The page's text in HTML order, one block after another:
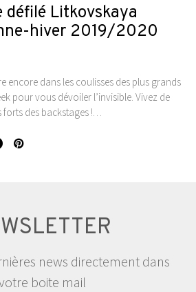
défilé Litkovskaya
hiver 2019/2020
encore dans les coulisses des plus grands
pour vous dévoiler l’invisible. Vivez de
forts des backstages !…
news directement dans
boite mail